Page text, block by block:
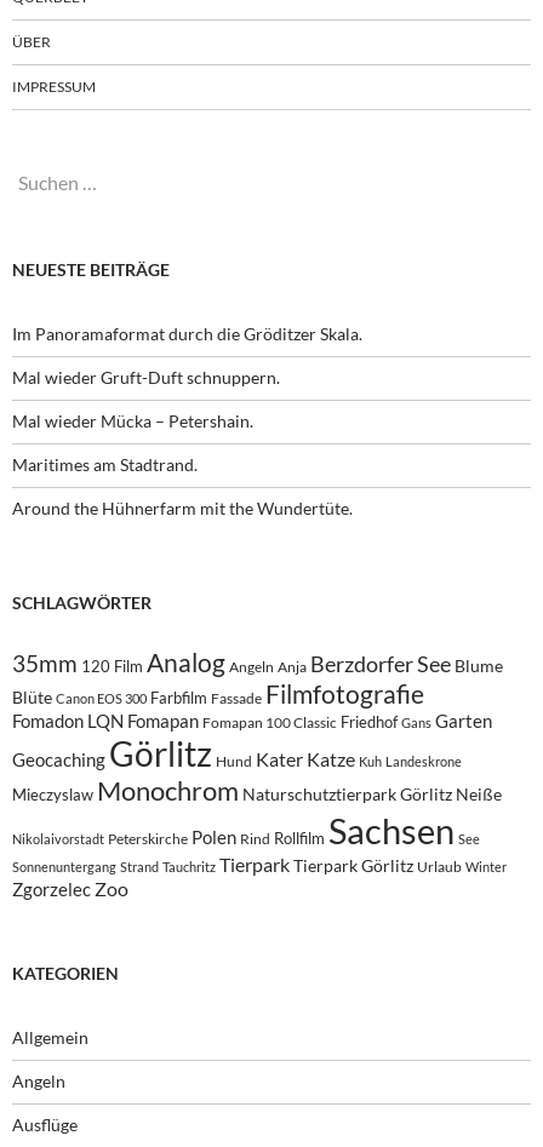
ÜBER
IMPRESSUM
Suchen
NEUESTE BEITRÄGE
Im Panoramaformat durch die Gröditzer Skala.
Mal wieder Gruft-Duft schnuppern.
Mal wieder Mücka – Petershain.
Maritimes am Stadtrand.
Around the Hühnerfarm mit the Wundertüte.
SCHLAGWÖRTER
35mm 120 Film Analog Angeln Anja Berzdorfer See Blume
Blüte Canon EOS 300 Farbfilm Fassade Filmfotografie
Fomadon LQN Fomapan Fomapan 100 Classic Friedhof Gans Garten
Geocaching Görlitz Hund Kater Katze Kuh Landeskrone
Mieczyslaw Monochrom Naturschutztierpark Görlitz Neiße
Nikolaivorstadt Peterskirche Polen Rind Rollfilm Sachsen See
Sonnenuntergang Strand Tauchritz TierparkTierpark Görlitz Urlaub Winter
Zgorzelec Zoo
KATEGORIEN
Allgemein
Angeln
Ausflüge